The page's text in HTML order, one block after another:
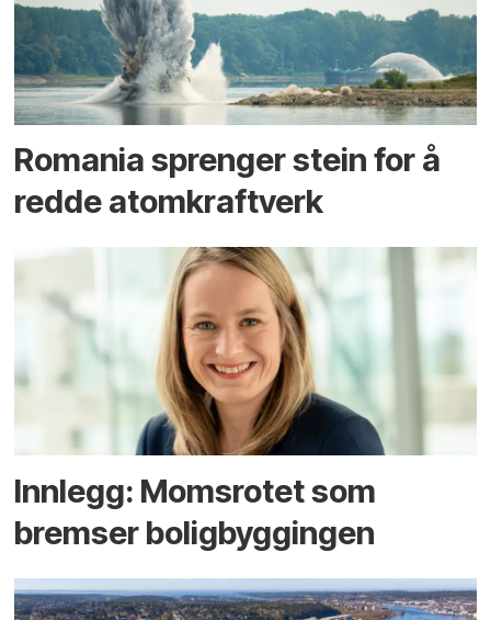
Romania sprenger stein for å
redde atomkraftverk
Innlegg: Moms­rotet som
bremser bolig­byggingen